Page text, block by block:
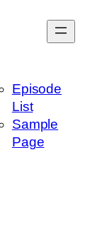
Episode
List
Sample
Page